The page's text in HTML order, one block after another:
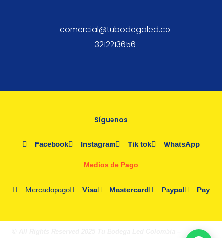
comercial@tubodegaled.co
3212213656
Síguenos
Facebook Instagram Tik tok WhatsApp
Medios de Pago
Mercadopago Visa Mastercard Paypal Pay
Fórmula